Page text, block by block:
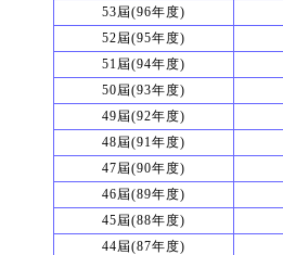
53屆(96年度)
52屆(95年度)
51屆(94年度)
50屆(93年度)
49屆(92年度)
48屆(91年度)
47屆(90年度)
46屆(89年度)
45屆(88年度)
44屆(87年度)